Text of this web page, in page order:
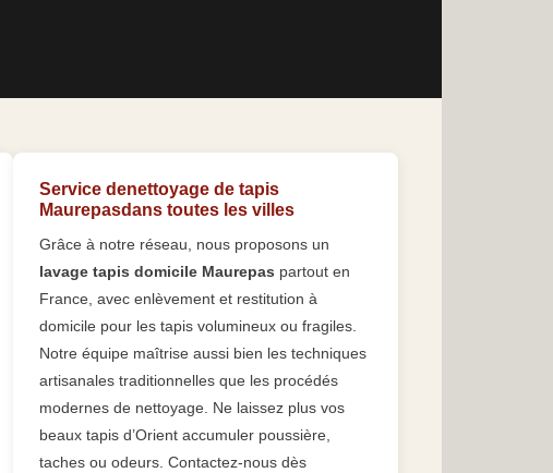
Service denettoyage de tapis
Maurepasdans toutes les villes
Grâce à notre réseau, nous proposons un
lavage tapis domicile Maurepas partout en
France, avec enlèvement et restitution à
domicile pour les tapis volumineux ou fragiles.
Notre équipe maîtrise aussi bien les techniques
artisanales traditionnelles que les procédés
modernes de nettoyage. Ne laissez plus vos
beaux tapis d’Orient accumuler poussière,
taches ou odeurs. Contactez-nous dès